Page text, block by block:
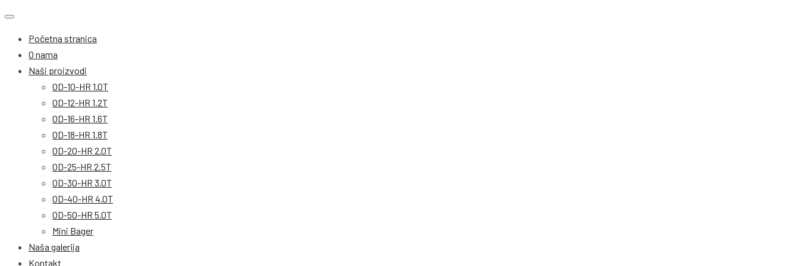
Početna stranica
O nama
Naši proizvodi
OD-10-HR 1.0T
OD-12-HR 1.2T
OD-16-HR 1.6T
OD-18-HR 1.8T
OD-20-HR 2.0T
OD-25-HR 2.5T
OD-30-HR 3.0T
OD-40-HR 4.0T
OD-50-HR 5.0T
Mini Bager
Naša galerija
Kontakt